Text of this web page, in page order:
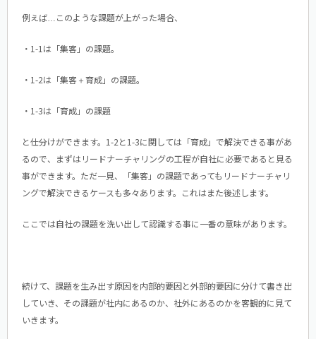
例えば…このような課題が上がった場合、
・1-1は「集客」の課題。
・1-2は「集客＋育成」の課題。
・1-3は「育成」の課題
と仕分けができます。1-2と1-3に関しては「育成」で解決できる事があ
るので、まずはリードナーチャリングの工程が自社に必要であると見る
事ができます。ただ一見、「集客」の課題であってもリードナーチャリ
ングで解決できるケースも多々あります。これはまた後述します。
ここでは自社の課題を洗い出して認識する事に一番の意味があります。
続けて、課題を生み出す原因を内部的要因と外部的要因に分けて書き出
していき、その課題が社内にあるのか、社外にあるのかを客観的に見て
いきます。